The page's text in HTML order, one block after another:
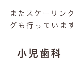
またスケーリン
グも行っていま
小児歯科